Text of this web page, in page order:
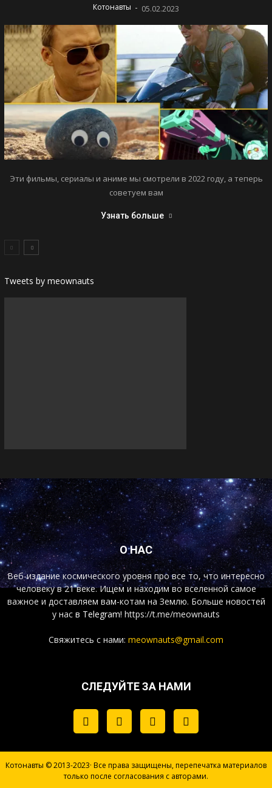
Котонавты - 05.02.2023
Эти фильмы, сериалы и аниме мы смотрели в 2022 году, а теперь
советуем вам
Узнать больше
Tweets by meownauts
О НАС
Веб-издание космического уровня про все то, что интересно
человеку в 21 веке. Ищем и находим во вселенной самое
важное и доставляем вам-котам на Землю. Больше новостей
у нас в Telegram! https://t.me/meownauts
Свяжитесь с нами: meownauts@gmail.com
СЛЕДУЙТЕ ЗА НАМИ
Котонавты © 2013-2023· Все права защищены, перепечатка материалов
только после согласования с авторами.